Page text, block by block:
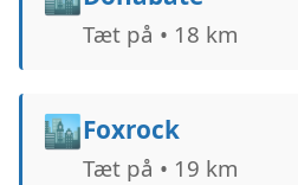
Tæt på • 18 km
🏙️Foxrock
Tæt på • 19 km